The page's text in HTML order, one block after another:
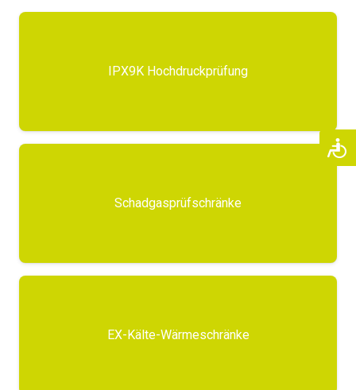
IPX9K Hochdruckprüfung
Schadgasprüfschränke
EX-Kälte-Wärmeschränke